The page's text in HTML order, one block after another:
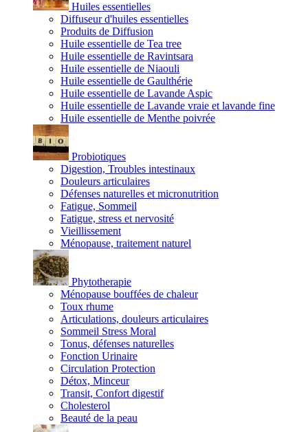
Huiles essentielles
Diffuseur d'huiles essentielles
Produits de Diffusion
Huile essentielle de Tea tree
Huile essentielle de Ravintsara
Huile essentielle de Niaouli
Huile essentielle de Gaulthérie
Huile essentielle de Lavande Aspic
Huile essentielle de Lavande vraie et lavande fine
Huile essentielle de Menthe poivrée
Probiotiques
Digestion, Troubles intestinaux
Douleurs articulaires
Défenses naturelles et micronutrition
Fatigue, Sommeil
Fatigue, stress et nervosité
Vieillissement
Ménopause, traitement naturel
Phytotherapie
Ménopause bouffées de chaleur
Toux rhume
Articulations, douleurs articulaires
Sommeil Stress Moral
Tonus, défenses naturelles
Fonction Urinaire
Circulation Protection
Détox, Minceur
Transit, Confort digestif
Cholesterol
Beauté de la peau